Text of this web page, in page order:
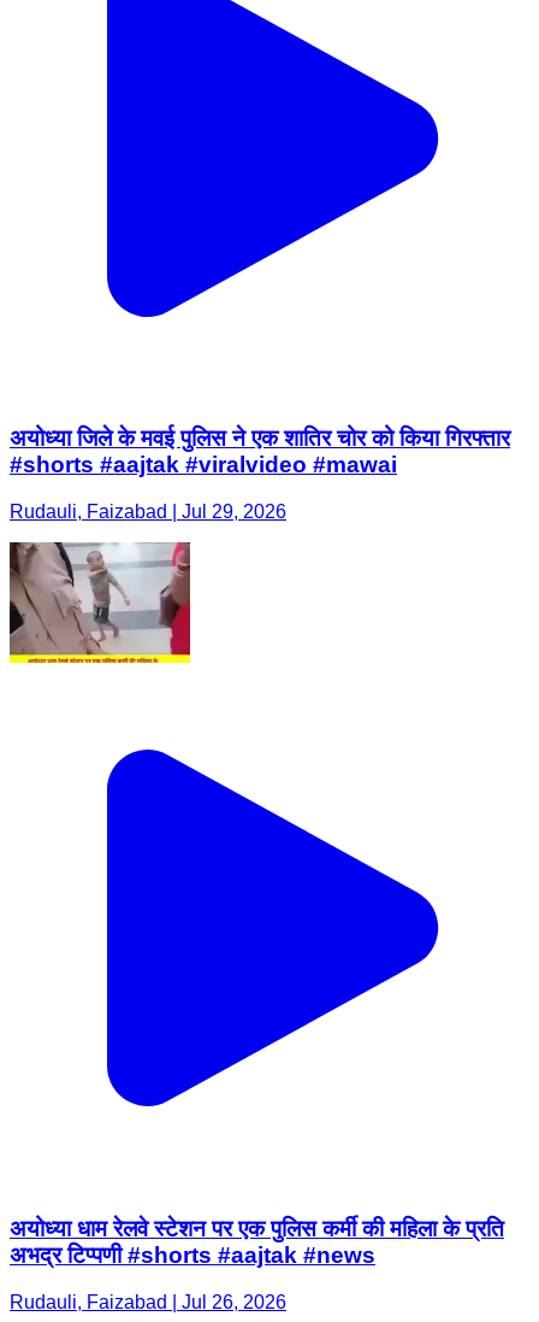
अयोध्या जिले के मवई पुलिस ने एक शातिर चोर को किया गिरफ्तार
#shorts #aajtak #viralvideo #mawai
Rudauli, Faizabad | Jul 29, 2026
अयोध्या धाम रेलवे स्टेशन पर एक पुलिस कर्मी की महिला के प्रति
अभद्र टिप्पणी #shorts #aajtak #news
Rudauli, Faizabad | Jul 26, 2026